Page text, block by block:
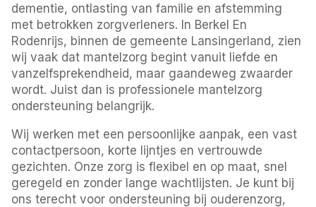
dementie, ontlasting van familie en afstemming
met betrokken zorgverleners. In Berkel En
Rodenrijs, binnen de gemeente Lansingerland, zien
wij vaak dat mantelzorg begint vanuit liefde en
vanzelfsprekendheid, maar gaandeweg zwaarder
wordt. Juist dan is professionele mantelzorg
ondersteuning belangrijk.
Wij werken met een persoonlijke aanpak, een vast
contactpersoon, korte lijntjes en vertrouwde
gezichten. Onze zorg is flexibel en op maat, snel
geregeld en zonder lange wachtlijsten. Je kunt bij
ons terecht voor ondersteuning bij ouderenzorg,